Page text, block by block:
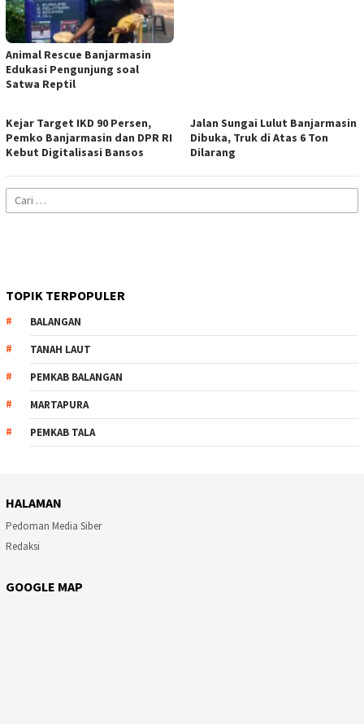
Animal Rescue Banjarmasin
Edukasi Pengunjung soal
Satwa Reptil
Kejar Target IKD 90 Persen,
Pemko Banjarmasin dan DPR RI
Kebut Digitalisasi Bansos
Jalan Sungai Lulut Banjarmasin
Dibuka, Truk di Atas 6 Ton
Dilarang
Cari
untuk:
TOPIK TERPOPULER
BALANGAN
TANAH LAUT
PEMKAB BALANGAN
MARTAPURA
PEMKAB TALA
HALAMAN
Pedoman Media Siber
Redaksi
GOOGLE MAP